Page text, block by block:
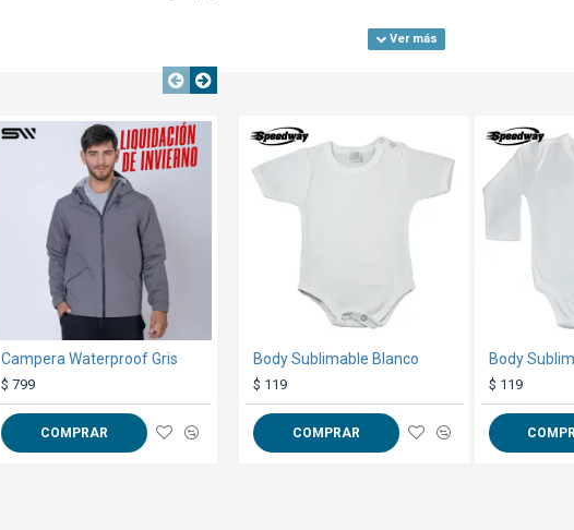
**Medidas aproximadas, expresadas en
GARANTÍA: ver condiciones generalesaquí
TEXTTRANSPARENTESALE
Campera Waterproof Gris
$ 799
COMPRAR
TEXTTRANSPARENTE
OUT
Mochila Travel Verde Militar
$ 299
COMPRAR
$ 99
TEXTTRANSPARENTE
Body Sublimable Blanco
$ 119
COMPRAR
Body
$ 119